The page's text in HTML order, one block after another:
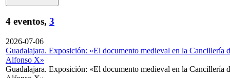
4 eventos, 3
2026-07-06
Guadalajara. Exposición: «El documento medieval en la Cancillería
Alfonso X»
Guadalajara. Exposición: «El documento medieval en la Cancillería